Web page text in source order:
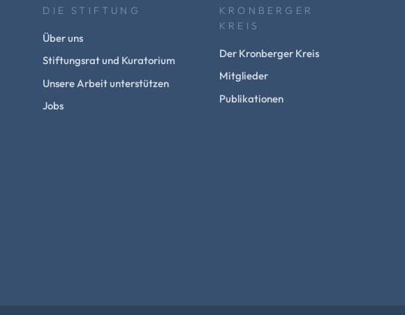
DIE STIFTUNG
Über uns
Stiftungsrat und Kuratorium
Unsere Arbeit unterstützen
Jobs
KRONBERGER
KREIS
Der Kronberger Kreis
Mitglieder
Publikationen